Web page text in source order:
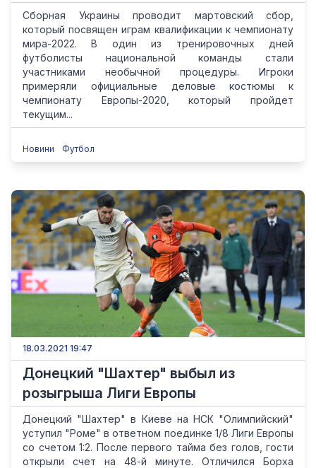
Сборная Украины проводит мартовский сбор,
который посвящен играм квалификации к чемпионату
мира-2022. В один из тренировочных дней
футболисты национальной команды стали
участниками необычной процедуры. Игроки
примеряли официальные деловые костюмы к
чемпионату Европы-2020, который пройдет
текущим...
Новини Футбол
18.03.2021 19:47
Донецкий "Шахтер" выбыл из
розыгрыша Лиги Европы
Донецкий "Шахтер" в Киеве на НСК "Олимпийский"
уступил "Роме" в ответном поединке 1/8 Лиги Европы
со счетом 1:2. После первого тайма без голов, гости
открыли счет на 48-й минуте. Отличился Борха